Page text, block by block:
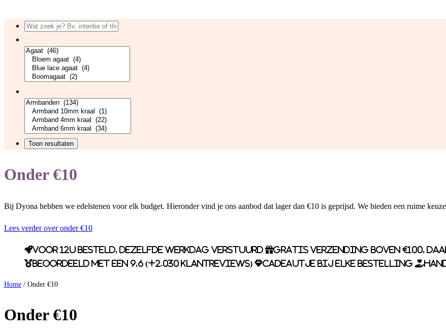
Onder €10
Bij Dyona hebben we edelstenen voor elk budget. Hieronder vind je ons aanbod dat lager dan €10 is geprijsd. We bieden een ruime
Lees verder over onder €10
Voor 12u besteld, dezelfde werkdag verstuurd
Gratis verzending boven €100,
Beoordeeld met een 9,6 (+2.030 klantreviews)
Cadeautje bij elke bestelling
Home / Onder €10
Onder €10